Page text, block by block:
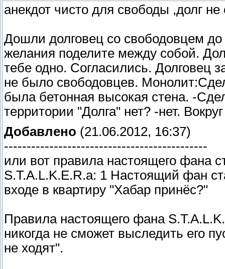
анекдот чисто для свободы ,долг
Дошли долговец со свободовцем
желания поделите между собой.
тебе одно. Согласились. Долговец
не было свободовцев.
была бетонная высокая стена. -
территории "Долга" нет? -нет.
Добавлено (21.06.2012, 16:37)
---------------------------------------------
или вот правила настоящего фана
S.T.A.L.K.E.R.а: 1 Настоящий фан
входе в квартиру "Хабар принёс?"
Правила настоящего фана
никогда не сможет выследить его
не ходят".